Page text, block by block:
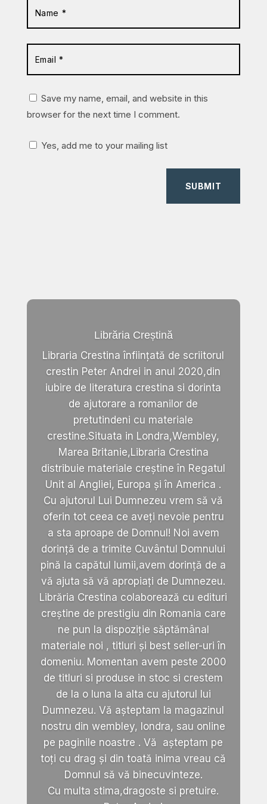
Save my name, email, and website in this
browser for the next time I comment.
Yes, add me to your mailing list
SUBMIT
Librăria Creștină
Libraria Crestina înființată de scriitorul
crestin Peter Andrei in anul 2020,din
iubire de literatura crestina si dorinta
de ajutorare a romanilor de
pretutindeni cu materiale
crestine.Situata in Londra,Wembley,
Marea Britanie,Libraria Crestina
distribuie materiale creștine în Regatul
Unit al Angliei, Europa și în America .
Cu ajutorul Lui Dumnezeu vrem să vă
oferin tot ceea ce aveți nevoie pentru
a sta aproape de Domnul! Noi avem
dorință de a trimite Cuvântul Domnului
pină la capătul lumii,avem dorință de a
vă ajuta să vă apropiați de Dumnezeu.
Librăria Crestina colaborează cu edituri
creștine de prestigiu din Romania care
ne pun la dispoziție săptămânal
materiale noi , titluri și best seller-uri în
domeniu. Momentan avem peste 2000
de titluri si produse in stoc si crestem
de la o luna la alta cu ajutorul lui
Dumnezeu. Vă așteptam la magazinul
nostru din wembley, londra, sau online
pe paginile noastre . Vă așteptam pe
toți cu drag și din toată inima vreau că
Domnul să vă binecuvinteze.
Cu multa stima,dragoste si pretuire.